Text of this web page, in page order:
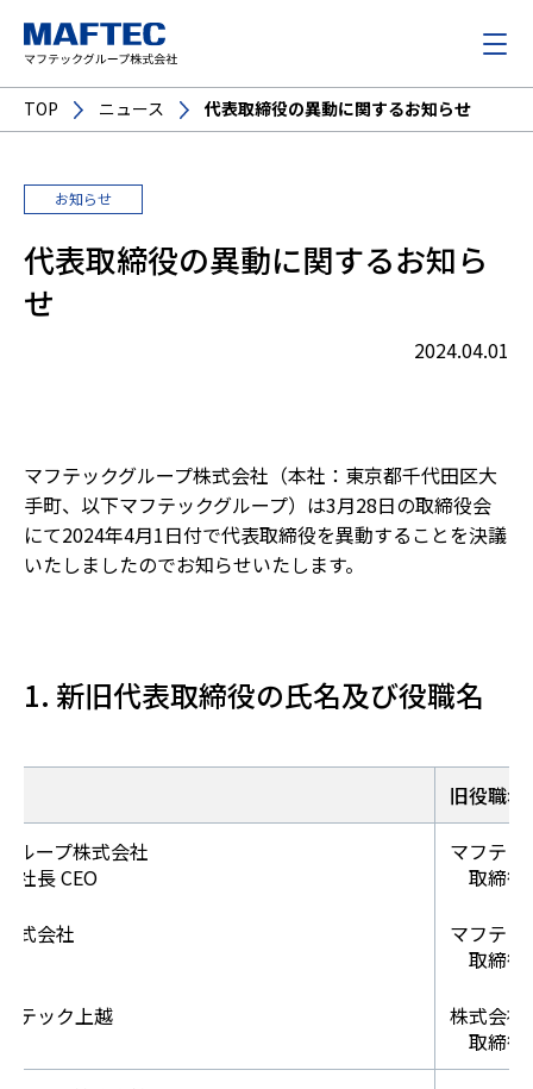
TOP ニュース 代表取締役の異動に関するお知らせ
お知らせ
代表取締役の異動に関するお知ら
せ
2024.04.01
マフテックグループ株式会社（本社：東京都千代田区大
手町、以下マフテックグループ）は3月28日の取締役会
にて2024年4月1日付で代表取締役を異動することを決議
いたしましたのでお知らせいたします。
1. 新旧代表取締役の氏名及び役職名
旧役職名
ループ株式会社
長 CEO
マフテッ
取締役
式会社
マフテッ
取締役
テック上越
株式会社
取締役